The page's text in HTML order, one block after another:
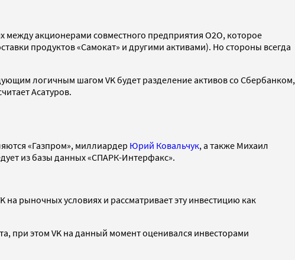
между акционерами совместного предприятия O2O, которое
продуктов «Самокат» и другими активами). Но стороны всегда
логичным шагом VK будет разделение активов со Сбербанком,
Асатуров.
«Газпром», миллиардер Юрий Ковальчук, а также Михаил
из базы данных «СПАРК-Интерфакс».
на рыночных условиях и рассматривает эту инвестицию как
при этом VK на данный момент оценивался инвесторами